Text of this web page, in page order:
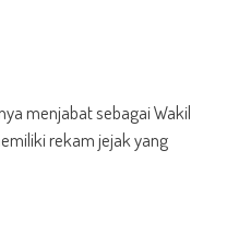
menjabat sebagai Wakil
rekam jejak yang